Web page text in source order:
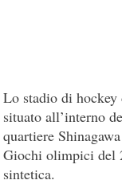
Lo stadio di
situato all’interno
quartiere
Giochi olimpici del
sintetica.